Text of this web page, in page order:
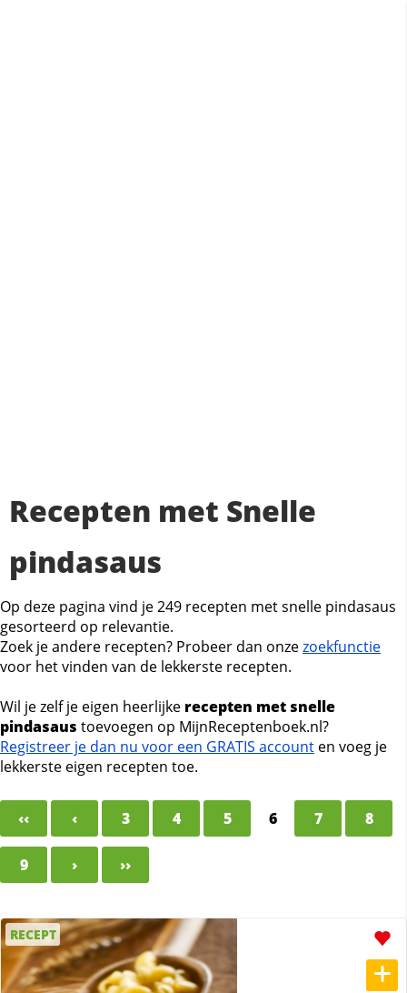
Recepten met Snelle
pindasaus
Op deze pagina vind je 249 recepten met snelle pindasaus
gesorteerd op relevantie.
Zoek je andere recepten? Probeer dan onzezoekfunctie
voor het vinden van de lekkerste recepten.
Wil je zelf je eigen heerlijke recepten met snelle
pindasaus toevoegen op MijnReceptenboek.nl?
Registreer je dan nu voor een GRATIS account en voeg je
lekkerste eigen recepten toe.
‹‹ ‹ 3 4 5 6 7 8
9 › ››
RECEPT